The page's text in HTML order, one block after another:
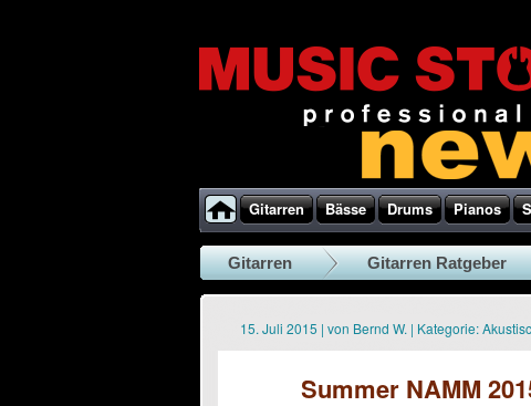
Gitarren Bässe Drums Pianos
Gitarren Gitarren Ratgeber
15. Juli 2015 | von Bernd W. | Kategorie:
Summer NAMM